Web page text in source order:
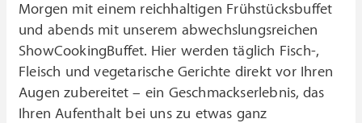
Morgen mit einem reichhaltigen Frühstücksbuffet
und abends mit unserem abwechslungsreichen
ShowCookingBuffet. Hier werden täglich Fisch-,
Fleisch und vegetarische Gerichte direkt vor Ihren
Augen zubereitet – ein Geschmackserlebnis, das
Ihren Aufenthalt bei uns zu etwas ganz